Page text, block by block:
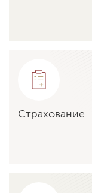
Страхование